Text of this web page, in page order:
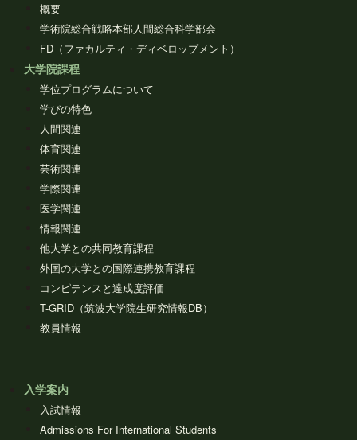
概要
学術院総合戦略本部人間総合科学部会
FD（ファカルティ・ディベロップメント）
大学院課程
学位プログラムについて
学びの特色
人間関連
体育関連
芸術関連
学際関連
医学関連
情報関連
他大学との共同教育課程
外国の大学との国際連携教育課程
コンピテンスと達成度評価
T-GRID（筑波大学院生研究情報DB）
教員情報
入学案内
入試情報
Admissions For International Students